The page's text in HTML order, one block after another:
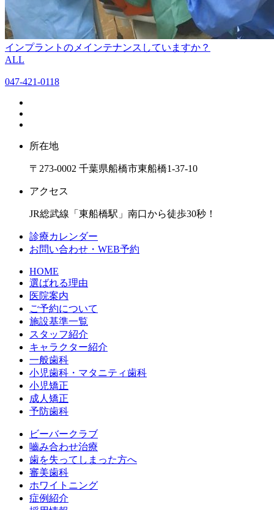
インプラントのメインテナンスしていますか？
ALL
047-421-0118
所在地
〒273-0002 千葉県船橋市東船橋1-37-10
アクセス
JR総武線「東船橋駅」南口から徒歩30秒！
診療カレンダー
お問い合わせ・WEB予約
HOME
選ばれる理由
医院案内
ご予約について
施設基準一覧
スタッフ紹介
キャラクター紹介
一般歯科
小児歯科・マタニティ歯科
小児矯正
成人矯正
予防歯科
ビーバークラブ
嚙み合わせ治療
歯を失ってしまった方へ
審美歯科
ホワイトニング
症例紹介